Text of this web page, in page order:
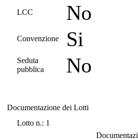
LCC No
Convenzione Si
Seduta
pubblica
No
Documentazione dei Lotti
Lotto n.: 1